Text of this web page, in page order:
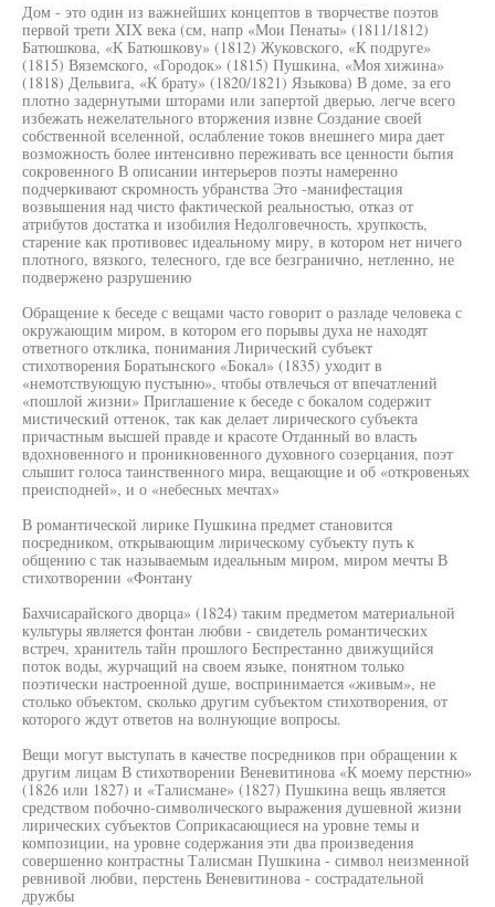
Дом - это один из важнейших концептов в творчестве поэтов
первой трети XIX века (см, напр «Мои Пенаты» (1811/1812)
Батюшкова, «К Батюшкову» (1812) Жуковского, «К подруге»
(1815) Вяземского, «Городок» (1815) Пушкина, «Моя хижина»
(1818) Дельвига, «К брату» (1820/1821) Языкова) В доме, за его
плотно задернутыми шторами или запертой дверью, легче всего
избежать нежелательного вторжения извне Создание своей
собственной вселенной, ослабление токов внешнего мира дает
возможность более интенсивно переживать все ценности бытия
сокровенного В описании интерьеров поэты намеренно
подчеркивают скромность убранства Это -манифестация
возвышения над чисто фактической реальностью, отказ от
атрибутов достатка и изобилия Недолговечность, хрупкость,
старение как противовес идеальному миру, в котором нет ничего
плотного, вязкого, телесного, где все безгранично, нетленно, не
подвержено разрушению
Обращение к беседе с вещами часто говорит о разладе человека с
окружающим миром, в котором его порывы духа не находят
ответного отклика, понимания Лирический субъект
стихотворения Боратынского «Бокал» (1835) уходит в
«немотствующую пустыню», чтобы отвлечься от впечатлений
«пошлой жизни» Приглашение к беседе с бокалом содержит
мистический оттенок, так как делает лирического субъекта
причастным высшей правде и красоте Отданный во власть
вдохновенного и проникновенного духовного созерцания, поэт
слышит голоса таинственного мира, вещающие и об «откровеньях
преисподней», и о «небесных мечтах»
В романтической лирике Пушкина предмет становится
посредником, открывающим лирическому субъекту путь к
общению с так называемым идеальным миром, миром мечты В
стихотворении «Фонтану
Бахчисарайского дворца» (1824) таким предметом материальной
культуры является фонтан любви - свидетель романтических
встреч, хранитель тайн прошлого Беспрестанно движущийся
поток воды, журчащий на своем языке, понятном только
поэтически настроенной душе, воспринимается «живым», не
столько объектом, сколько другим субъектом стихотворения, от
которого ждут ответов на волнующие вопросы.
Вещи могут выступать в качестве посредников при обращении к
другим лицам В стихотворении Веневитинова «К моему перстню»
(1826 или 1827) и «Талисмане» (1827) Пушкина вещь является
средством побочно-символического выражения душевной жизни
лирических субъектов Соприкасающиеся на уровне темы и
композиции, на уровне содержания эти два произведения
совершенно контрастны Талисман Пушкина - символ неизменной
ревнивой любви, перстень Веневитинова - сострадательной
дружбы